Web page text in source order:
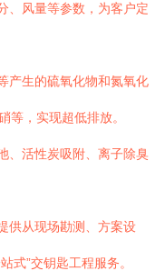
、风量等参数，为客户定
产生的硫氧化物和氮氧化
等，实现超低排放。
、活性炭吸附、离子除臭
供从现场勘测、方案设
式”交钥匙工程服务。